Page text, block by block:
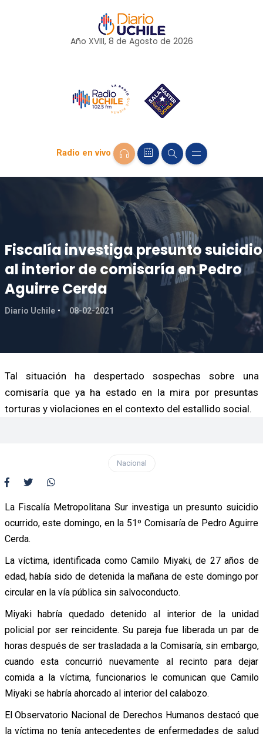
Año XVIII, 8 de Agosto de 2026
Radio en vivo
Fiscalía investiga presunto suicidio
al interior de comisaría en Pedro
Aguirre Cerda
Diario Uchile 08-02-2021
Tal situación ha despertado sospechas sobre una
comisaría que ya ha estado en la mira por presuntas
torturas y violaciones en el contexto del estallido social.
Nacional
La Fiscalía Metropolitana Sur investiga un presunto suicidio
ocurrido, este domingo, en la 51º Comisaría de Pedro Aguirre
Cerda.
La víctima, identificada como Camilo Miyaki, de 27 años de
edad, había sido de detenida la mañana de este domingo por
circular en la vía pública sin salvoconducto.
Miyaki habría quedado detenido al interior de la unidad
policial por ser reincidente. Su pareja fue liberada un par de
horas después de ser trasladada a la Comisaría, sin embargo,
cuando esta concurrió nuevamente al recinto para dejar
comida a la víctima, funcionarios le comunican que Camilo
Miyaki se habría ahorcado al interior del calabozo.
El Observatorio Nacional de Derechos Humanos destacó que
la víctima no tenía antecedentes de enfermedades de salud